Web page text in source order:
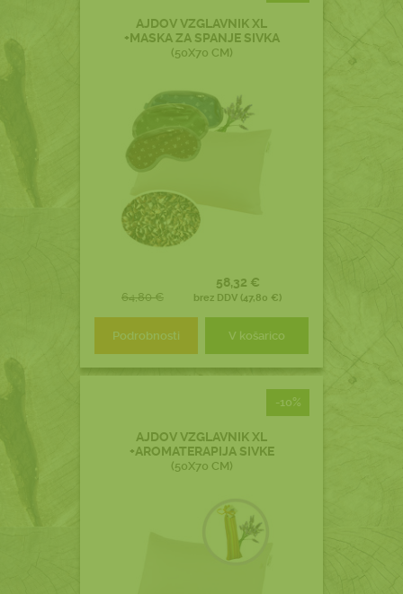
AJDOV VZGLAVNIK XL
+MASKA ZA SPANJE SIVKA
(50X70 CM)
64,80 €
58,32 €
brez DDV (47,80 €)
Podrobnosti V košarico
-10%
AJDOV VZGLAVNIK XL
+AROMATERAPIJA SIVKE
(50X70 CM)